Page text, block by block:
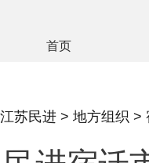
首页
江苏民进 > 地方组织 >